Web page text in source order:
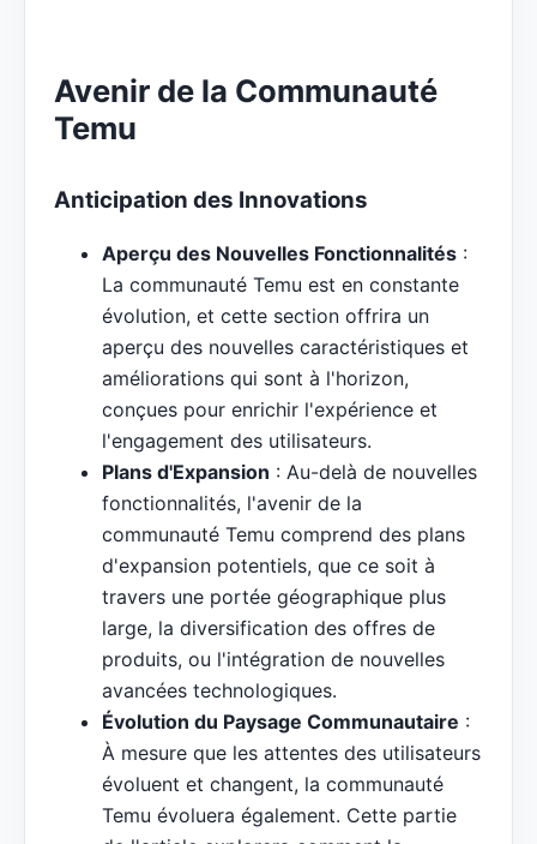
Avenir de la Communauté
Temu
Anticipation des Innovations
Aperçu des Nouvelles Fonctionnalités :
La communauté Temu est en constante
évolution, et cette section offrira un
aperçu des nouvelles caractéristiques et
améliorations qui sont à l'horizon,
conçues pour enrichir l'expérience et
l'engagement des utilisateurs.
Plans d'Expansion : Au-delà de nouvelles
fonctionnalités, l'avenir de la
communauté Temu comprend des plans
d'expansion potentiels, que ce soit à
travers une portée géographique plus
large, la diversification des offres de
produits, ou l'intégration de nouvelles
avancées technologiques.
Évolution du Paysage Communautaire :
À mesure que les attentes des utilisateurs
évoluent et changent, la communauté
Temu évoluera également. Cette partie